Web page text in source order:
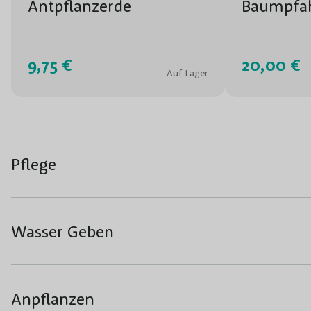
Antpflanzerde
9,75 € Auf Lager 20,00 €
Pflege
Wasser Geben
Anpflanzen